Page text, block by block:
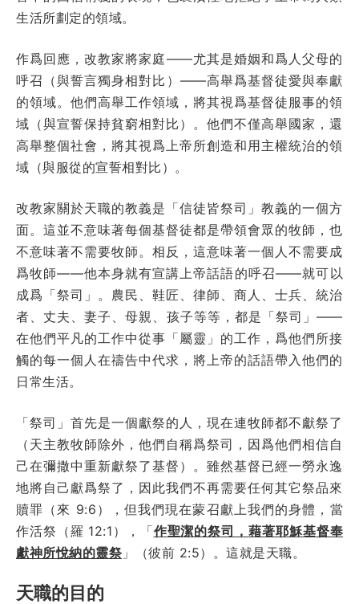
生活所劃定的領域。
作爲回應，改教家將家庭——尤其是婚姻和爲人父母的
呼召（與誓言獨身相對比）——高舉爲基督徒愛與奉獻
的領域。他們高舉工作領域，將其視爲基督徒服事的領
域（與宣誓保持貧窮相對比）。他們不僅高舉國家，還
高舉整個社會，將其視爲上帝所創造和用主權統治的領
域（與服從的宣誓相對比）。
改教家關於天職的教義是「信徒皆祭司」教義的一個方
面。這並不意味著每個基督徒都是帶領會眾的牧師，也
不意味著不需要牧師。相反，這意味著一個人不需要成
爲牧師——他本身就有宣講上帝話語的呼召——就可以
成爲「祭司」。農民、鞋匠、律師、商人、士兵、統治
者、丈夫、妻子、母親、孩子等等，都是「祭司」——
在他們平凡的工作中從事「屬靈」的工作，爲他們所接
觸的每一個人在禱告中代求，將上帝的話語帶入他們的
日常生活。
「祭司」首先是一個獻祭的人，現在連牧師都不獻祭了
（天主教牧師除外，他們自稱爲祭司，因爲他們相信自
己在彌撒中重新獻祭了基督）。雖然基督已經一勞永逸
地將自己獻爲祭了，因此我們不再需要任何其它祭品來
贖罪（來 9:6），但我們現在蒙召獻上我們的身體，當
作活祭（羅 12:1），「作聖潔的祭司，藉著耶穌基督奉
獻神所悅納的靈祭 」（彼前 2:5）。這就是天職。
天職的目的